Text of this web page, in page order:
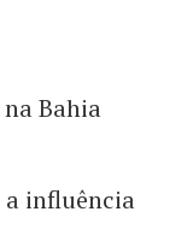
Bahia
a influência